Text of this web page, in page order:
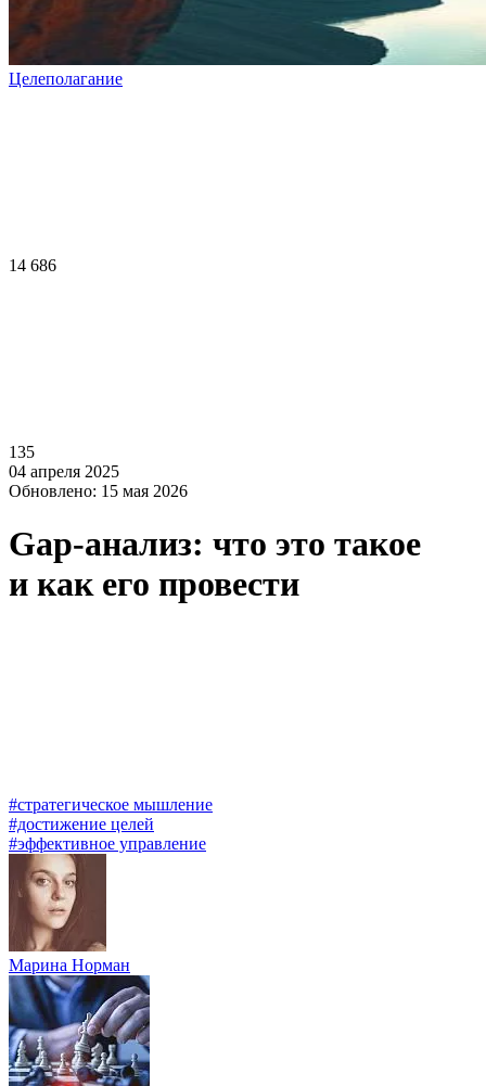
Целеполагание
14 686
135
04 апреля 2025
Обновлено: 15 мая 2026
Gap-анализ: что это такое
и как его провести
#стратегическое мышление
#достижение целей
#эффективное управление
Марина Норман